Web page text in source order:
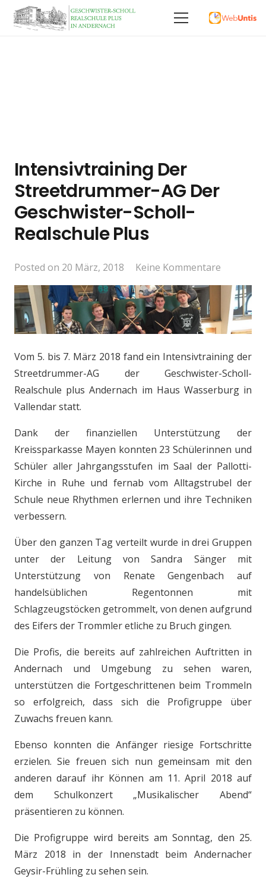
Intensivtraining Der
Streetdrummer-AG Der
Geschwister-Scholl-
Realschule Plus
Posted on 20 März, 2018 Keine Kommentare
Vom 5. bis 7. März 2018 fand ein Intensivtraining der
Streetdrummer-AG der Geschwister-Scholl-
Realschule plus Andernach im Haus Wasserburg in
Vallendar statt.
Dank der finanziellen Unterstützung der
Kreissparkasse Mayen konnten 23 Schülerinnen und
Schüler aller Jahrgangsstufen im Saal der Pallotti-
Kirche in Ruhe und fernab vom Alltagstrubel der
Schule neue Rhythmen erlernen und ihre Techniken
verbessern.
Über den ganzen Tag verteilt wurde in drei Gruppen
unter der Leitung von Sandra Sänger mit
Unterstützung von Renate Gengenbach auf
handelsüblichen Regentonnen mit
Schlagzeugstöcken getrommelt, von denen aufgrund
des Eifers der Trommler etliche zu Bruch gingen.
Die Profis, die bereits auf zahlreichen Auftritten in
Andernach und Umgebung zu sehen waren,
unterstützen die Fortgeschrittenen beim Trommeln
so erfolgreich, dass sich die Profigruppe über
Zuwachs freuen kann.
Ebenso konnten die Anfänger riesige Fortschritte
erzielen. Sie freuen sich nun gemeinsam mit den
anderen darauf ihr Können am 11. April 2018 auf
dem Schulkonzert „Musikalischer Abend“
präsentieren zu können.
Die Profigruppe wird bereits am Sonntag, den 25.
März 2018 in der Innenstadt beim Andernacher
Geysir-Frühling zu sehen sein.